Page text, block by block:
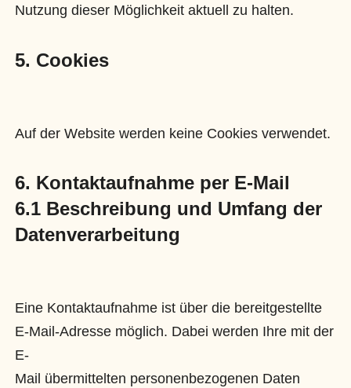
Nutzung dieser Möglichkeit aktuell zu halten.
5. Cookies
Auf der Website werden keine Cookies verwendet.
6. Kontaktaufnahme per E-Mail
6.1 Beschreibung und Umfang der
Datenverarbeitung
Eine Kontaktaufnahme ist über die bereitgestellte
E-Mail-Adresse möglich. Dabei werden Ihre mit der
E-
Mail übermittelten personenbezogenen Daten